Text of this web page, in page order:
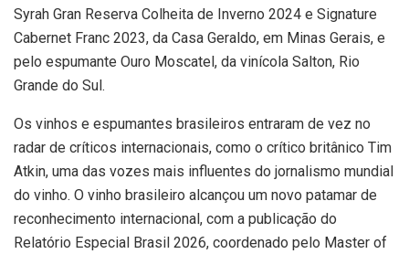
Syrah Gran Reserva Colheita de Inverno 2024 e Signature
Cabernet Franc 2023, da Casa Geraldo, em Minas Gerais, e
pelo espumante Ouro Moscatel, da vinícola Salton, Rio
Grande do Sul.
Os vinhos e espumantes brasileiros entraram de vez no
radar de críticos internacionais, como o crítico britânico Tim
Atkin, uma das vozes mais influentes do jornalismo mundial
do vinho. O vinho brasileiro alcançou um novo patamar de
reconhecimento internacional, com a publicação do
Relatório Especial Brasil 2026, coordenado pelo Master of